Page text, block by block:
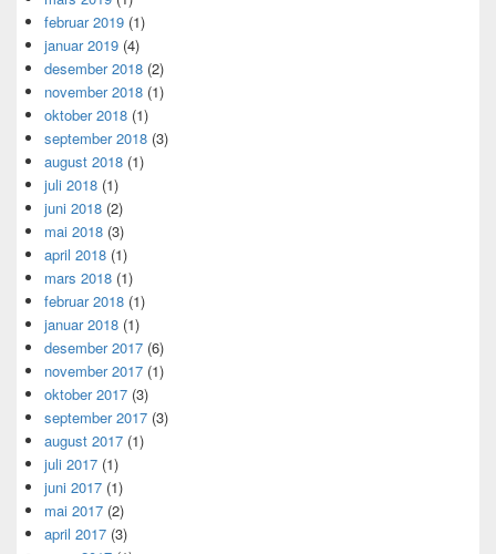
februar 2019 (1)
januar 2019 (4)
desember 2018 (2)
november 2018 (1)
oktober 2018 (1)
september 2018 (3)
august 2018 (1)
juli 2018 (1)
juni 2018 (2)
mai 2018 (3)
april 2018 (1)
mars 2018 (1)
februar 2018 (1)
januar 2018 (1)
desember 2017 (6)
november 2017 (1)
oktober 2017 (3)
september 2017 (3)
august 2017 (1)
juli 2017 (1)
juni 2017 (1)
mai 2017 (2)
april 2017 (3)